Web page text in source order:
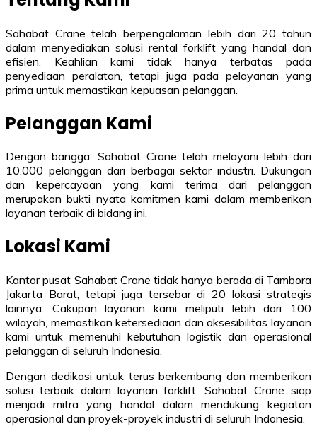
Sahabat Crane telah berpengalaman lebih dari 20 tahun
dalam menyediakan solusi rental forklift yang handal dan
efisien. Keahlian kami tidak hanya terbatas pada
penyediaan peralatan, tetapi juga pada pelayanan yang
prima untuk memastikan kepuasan pelanggan.
Pelanggan Kami
Dengan bangga, Sahabat Crane telah melayani lebih dari
10.000 pelanggan dari berbagai sektor industri. Dukungan
dan kepercayaan yang kami terima dari pelanggan
merupakan bukti nyata komitmen kami dalam memberikan
layanan terbaik di bidang ini.
Lokasi Kami
Kantor pusat Sahabat Crane tidak hanya berada di Tambora
Jakarta Barat, tetapi juga tersebar di 20 lokasi strategis
lainnya. Cakupan layanan kami meliputi lebih dari 100
wilayah, memastikan ketersediaan dan aksesibilitas layanan
kami untuk memenuhi kebutuhan logistik dan operasional
pelanggan di seluruh Indonesia.
Dengan dedikasi untuk terus berkembang dan memberikan
solusi terbaik dalam layanan forklift, Sahabat Crane siap
menjadi mitra yang handal dalam mendukung kegiatan
operasional dan proyek-proyek industri di seluruh Indonesia.